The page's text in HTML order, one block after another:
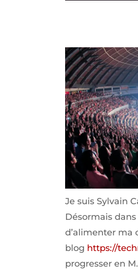
Je suis Sylvain
Désormais dans
d’alimenter ma
blog https://
progresser en